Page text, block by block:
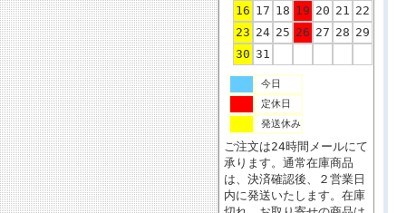
16 17 18 19 20 21 22
23 24 25 26 27 28 29
30 31
今日
定休日
発送休み
ご注文は24時間メールにて
承ります。通常在庫商品
は、決済確認後、２営業日
内に発送いたします。在庫